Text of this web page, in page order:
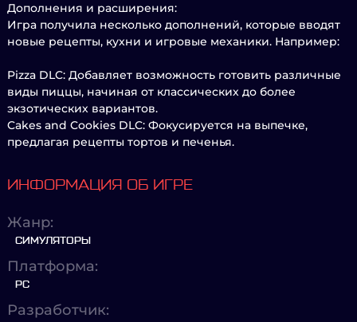
Дополнения и расширения:
Игра получила несколько дополнений, которые вводят
новые рецепты, кухни и игровые механики. Например:
Pizza DLC: Добавляет возможность готовить различные
виды пиццы, начиная от классических до более
экзотических вариантов.
Cakes and Cookies DLC: Фокусируется на выпечке,
предлагая рецепты тортов и печенья.
ИНФОРМАЦИЯ ОБ ИГРЕ
Жанр:
СИМУЛЯТОРЫ
Платформа:
PC
Разработчик: